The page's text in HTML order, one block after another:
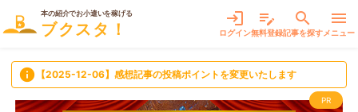
本の紹介でお小遣いを稼げる
ブクスタ！
login
ログイン
edit_note
無料登録
search
記事を探す
menu
メニュー
info 【2025-12-06】感想記事の投稿ポイントを変更いたします
PR